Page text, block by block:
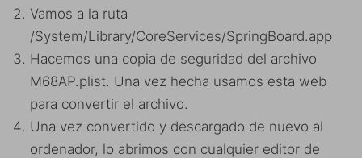
Vamos a la ruta
/System/Library/CoreServices/SpringBoard.app
Hacemos una copia de seguridad del archivo
M68AP.plist. Una vez hecha usamos esta web
para convertir el archivo.
Una vez convertido y descargado de nuevo al
ordenador, lo abrimos con cualquier editor de